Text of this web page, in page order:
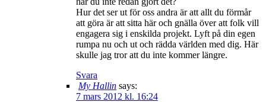
Hur det ser ut för oss andra är att allt du förmår
att göra är att sitta här och gnälla över att folk vill
engagera sig i enskilda projekt. Lyft på din egen
rumpa nu och ut och rädda världen med dig. Här
skulle jag tror att du inte kommer längre.
Svara
My Hallin says:
7 mars 2012 kl. 16:24